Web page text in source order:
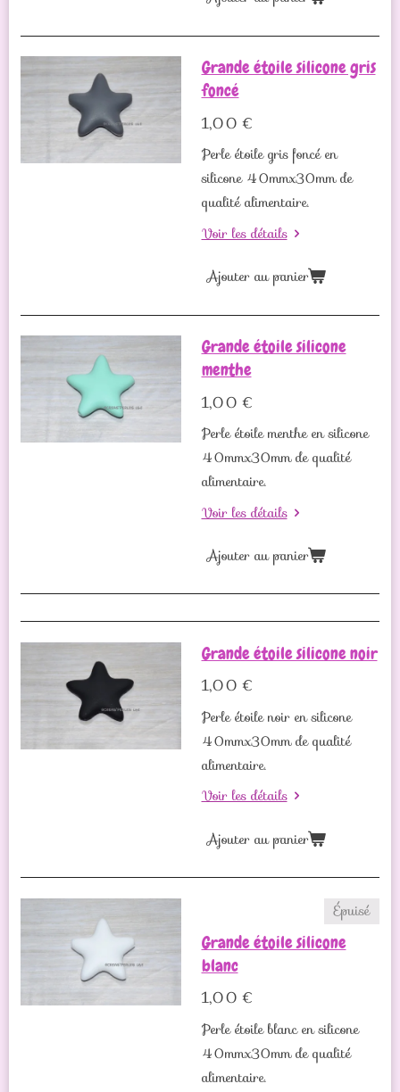
Grande étoile silicone gris
foncé
1,00 €
Perle étoile gris foncé en
silicone 40mmx30mm de
qualité alimentaire.
Voir les détails
Ajouter au panier
Grande étoile silicone
menthe
1,00 €
Perle étoile menthe en silicone
40mmx30mm de qualité
alimentaire.
Voir les détails
Ajouter au panier
Grande étoile silicone noir
1,00 €
Perle étoile noir en silicone
40mmx30mm de qualité
alimentaire.
Voir les détails
Ajouter au panier
Épuisé
Grande étoile silicone
blanc
1,00 €
Perle étoile blanc en silicone
40mmx30mm de qualité
alimentaire.